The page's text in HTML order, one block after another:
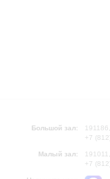
Большой зал:
+7
Малый зал:
+7